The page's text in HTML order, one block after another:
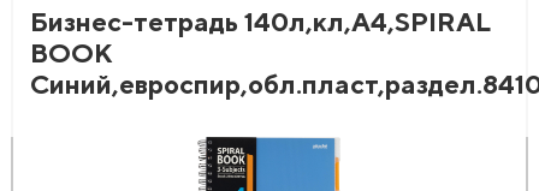
Бизнес-тетрадь 140л,кл,А4,SPIRAL
BOOK